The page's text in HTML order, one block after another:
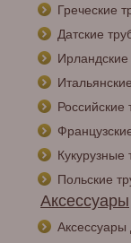
Греческие
Датские
Ирландские
Российские
Кукурузные
Польские
Аксессуары
Аксессуары